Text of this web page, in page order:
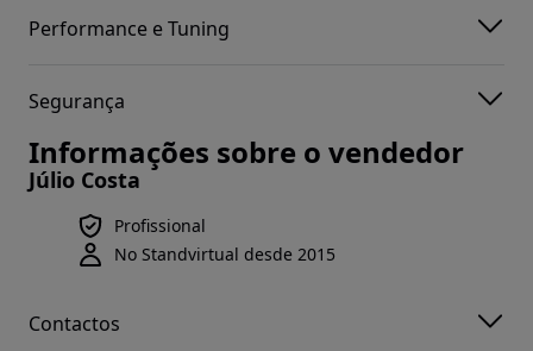
Performance e Tuning
Segurança
Informações sobre o vendedor
Júlio Costa
Profissional
No Standvirtual desde 2015
Contactos